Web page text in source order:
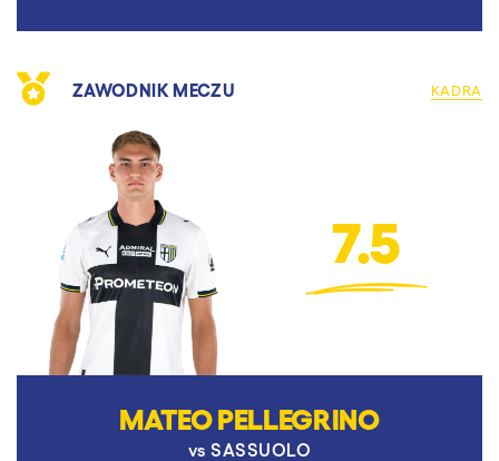
ZAWODNIK MECZU KADRA
7.5
MATEO PELLEGRINO
vsSASSUOLO